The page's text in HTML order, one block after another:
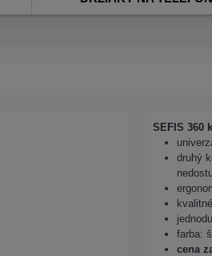
SEFIS 360
druhý
farba:
cena